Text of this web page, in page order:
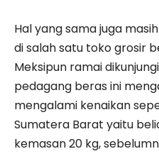
Hal yang sama juga
di salah satu toko grosir
Meksipun ramai
pedagang beras ini
mengalami kenaikan
Sumatera Barat yaitu
kemasan 20 kg,